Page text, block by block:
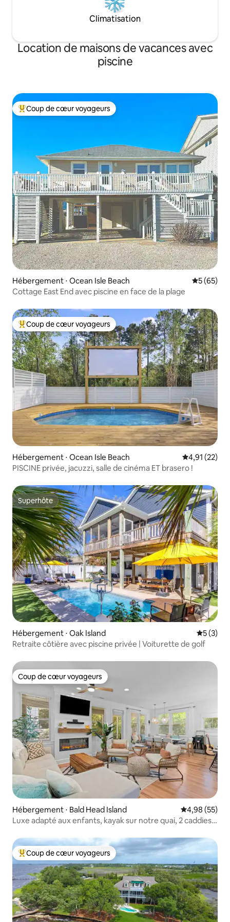
Climatisation
Location de maisons de vacances avec
piscine
Coups de cœur voyageurs les plus appréciés
Coup de cœur voyageurs
Hébergement ⋅ Ocean Isle Beach
5 (65)
Cottage East End avec piscine en face de la plage
Coups de cœur voyageurs les plus appréciés
Coup de cœur voyageurs
Hébergement ⋅ Ocean Isle Beach Évaluation
4,91 (22)
PISCINE privée, jacuzzi, salle de cinéma ET brasero !
Superhôte
Superhôte
Hébergement ⋅ Oak Island
5 (3)
Retraite côtière avec piscine privée | Voiturette de golf
Coup de cœur voyageurs
Coup de cœur voyageurs
Hébergement ⋅ Bald Head Island Évaluation
4,98 (55)
Luxe adapté aux enfants, kayak sur notre quai, 2 caddies +
Coups de cœur voyageurs les plus appréciés
Coup de cœur voyageurs